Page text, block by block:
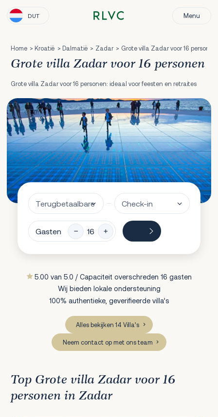
DUT Menu
Home Kroatië Dalmatië Zadar Grote villa Zadar voor 16 personen
Grote villa Zadar voor 16 personen
Grote villa Zadar voor 16 personen: ideaal voor feesten en retraites
Gasten
5.00 van 5.0 / Capaciteit overschreden 16 gasten
Wij bieden lokale ondersteuning
100% authentieke, geverifieerde villa’s
Alles bekijken 14 Villa’s
Neem contact op met ons team
Top Grote villa Zadar voor 16
personen in Zadar